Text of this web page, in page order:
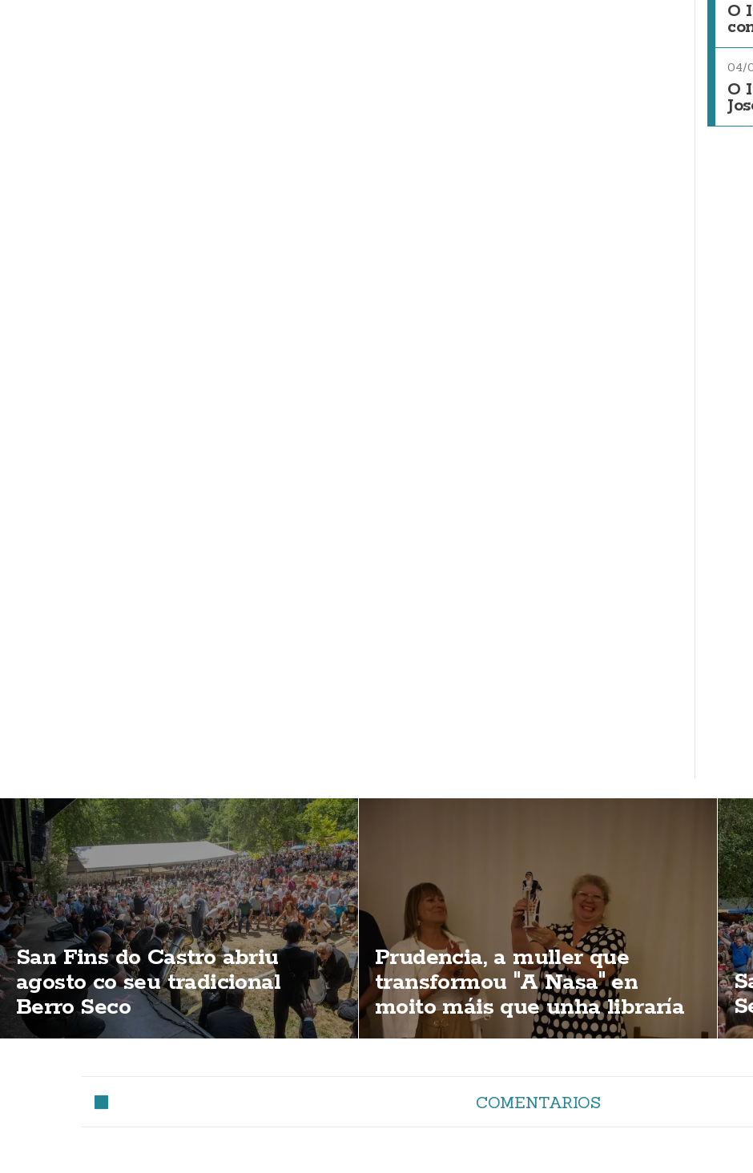
O
04/
O
San Fins do Castro abriu
agosto co seu tradicional
Berro Seco
Prudencia, a muller que
transformou "A Nasa" en
moito máis que unha libraría
COMENTARIOS